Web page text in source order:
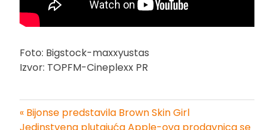
Foto: Bigstock-maxxyustas
Izvor: TOPFM-Cineplexx PR
« Bijonse predstavila Brown Skin Girl